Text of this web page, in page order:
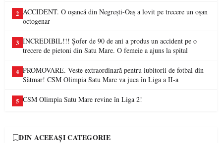
2 ACCIDENT. O oșancă din Negrești-Oaș a lovit pe trecere un oșan
octogenar
3 INCREDIBIL!!! Șofer de 90 de ani a produs un accident pe o
trecere de pietoni din Satu Mare. O femeie a ajuns la spital
4 PROMOVARE. Veste extraordinară pentru iubitorii de fotbal din
Sătmar! CSM Olimpia Satu Mare va juca în Liga a II-a
5 CSM Olimpia Satu Mare revine în Liga 2!
DIN ACEEAȘI CATEGORIE